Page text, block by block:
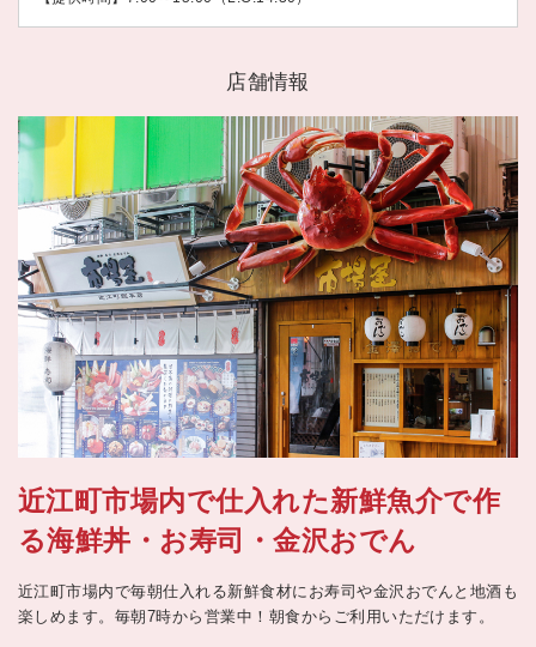
店舗情報
近江町市場内で仕入れた新鮮魚介で作
る海鮮丼・お寿司・金沢おでん
近江町市場内で毎朝仕入れる新鮮食材にお寿司や金沢おでんと地酒も
楽しめます。毎朝7時から営業中！朝食からご利用いただけます。